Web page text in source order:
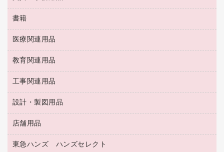
タオル・アメニティ用品
スリッパ・サンダル・シューズ
スポーツ・レジャー用品
ゴミ袋
キッチン用品
食品添加物製品
典礼用品
帳簿
額縁
各種用紙
ルーズリーフ
バインダーノート
背幅が伸びるファイル
統一伝票用ファイル
収納保存用品
レターファイル
リングファイル
プレゼン用ファイル
フラットファイル
ファイルボックス
消しゴム
修正液・修正ペン
修正テープ
鉛筆
マーキングペン（油性）
マーキングペン（水性）
ホワイトボード用マーカー
輪ゴム
両面テープ
名札
保管・整理用品
壁面／足元収納
備品／小物ケース
透明テープ 事務用
電話台
書籍
パソコンソフト
医療関連用品
保健用品
使い捨て手袋
感染症対策用品
介護用品
医療関連用品
教育関連用品
教育関連用品
工事関連用品
工事関連用品
設計・製図用品
設計・製図用品
店舗用品
店舗運営用品
東急ハンズ ハンズセレクト